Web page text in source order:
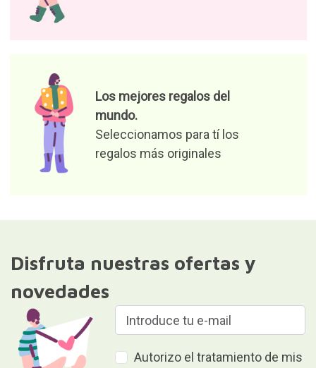
Los mejores regalos del
mundo.
Seleccionamos para tí los
regalos más originales
Disfruta nuestras ofertas y
novedades
Autorizo el tratamiento de mis